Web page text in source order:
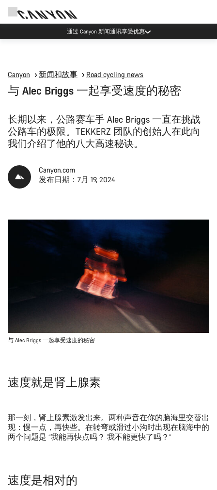
通过 Canyon 新闻通讯享受优惠
Canyon 新闻和故事 Road cycling news
与 Alec Briggs 一起享受速度的秘密
长期以来，公路赛车手 Alec Briggs 一直在挑战
公路车的极限。TEKKERZ 团队的创始人在此向
我们介绍了他的八大高速秘诀。
Canyon.com
发布日期：7月 19, 2024
与 Alec Briggs 一起享受速度的秘密
速度就是肾上腺素
那一刻，肾上腺素激发出来。两种声音在你的脑海里交替出
现：慢一点，再快些。在转弯或滑过小沟时出现在脑海中的
两个问题是 “我能再快点吗？ 我不能更快了吗？”
速度是相对的